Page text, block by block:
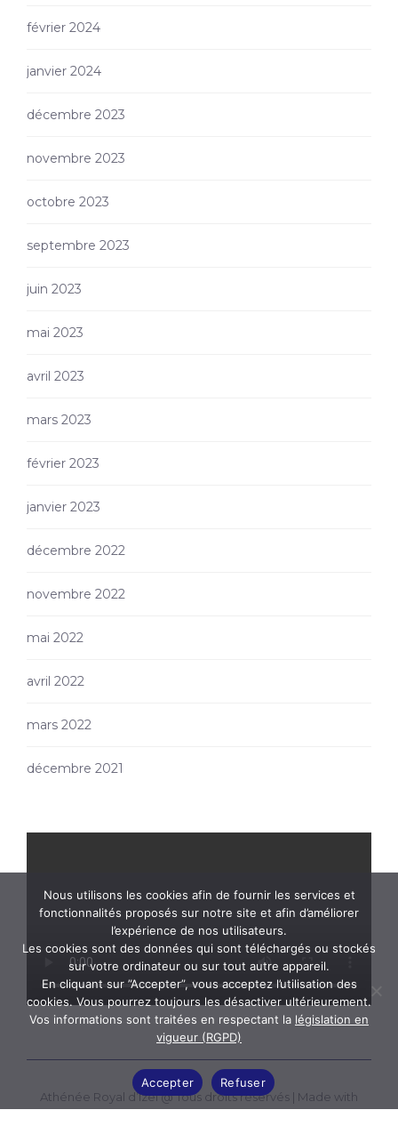
février 2024
janvier 2024
décembre 2023
novembre 2023
octobre 2023
septembre 2023
juin 2023
mai 2023
avril 2023
mars 2023
février 2023
janvier 2023
décembre 2022
novembre 2022
mai 2022
avril 2022
mars 2022
décembre 2021
Athénée Royal d’Izel @ Tous droits réservés | Made with
Nous utilisons les cookies afin de fournir les services et
fonctionnalités proposés sur notre site et afin d’améliorer
l’expérience de nos utilisateurs.
Les cookies sont des données qui sont téléchargés ou stockés
sur votre ordinateur ou sur tout autre appareil.
En cliquant sur ”Accepter”, vous acceptez l’utilisation des
cookies. Vous pourrez toujours les désactiver ultérieurement.
Vos informations sont traitées en respectant la législation en
vigueur (RGPD)
Accepter Refuser